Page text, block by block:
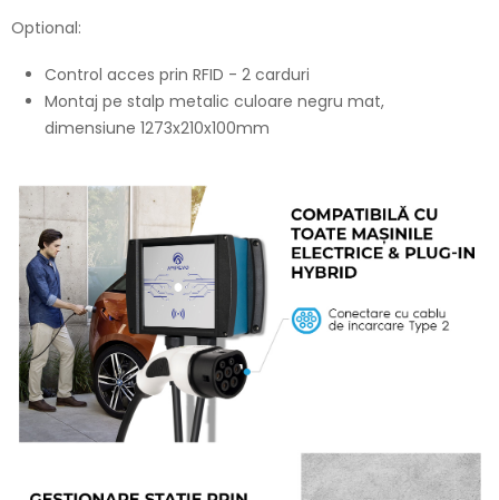
Optional:
Control acces prin RFID - 2 carduri
Montaj pe stalp metalic culoare negru mat,
dimensiune 1273x210x100mm